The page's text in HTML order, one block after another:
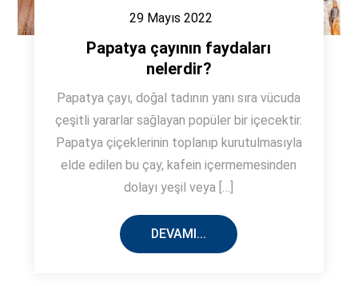
29 Mayıs 2022
Papatya çayının faydaları
nelerdir?
Papatya çayı, doğal tadının yanı sıra vücuda
çeşitli yararlar sağlayan popüler bir içecektir.
Papatya çiçeklerinin toplanıp kurutulmasıyla
elde edilen bu çay, kafein içermemesinden
dolayı yeşil veya […]
DEVAMI...